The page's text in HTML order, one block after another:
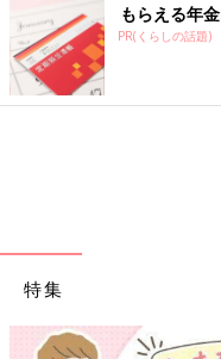
もらえる年
PR(くらしの話題)
特集